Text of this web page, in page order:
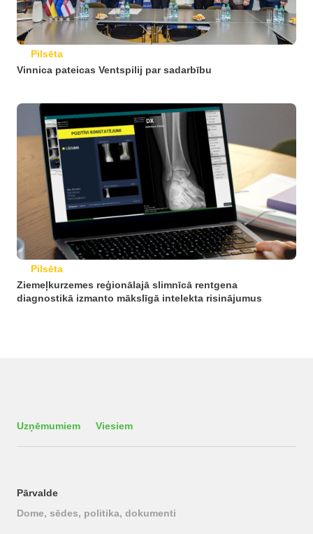
Pilsēta
Vinnica pateicas Ventspilij par sadarbību
Pilsēta
Ziemeļkurzemes reģionālajā slimnīcā rentgena
diagnostikā izmanto mākslīgā intelekta risinājumus
Uzņēmumiem Viesiem
Pārvalde
Dome, sēdes, politika, dokumenti